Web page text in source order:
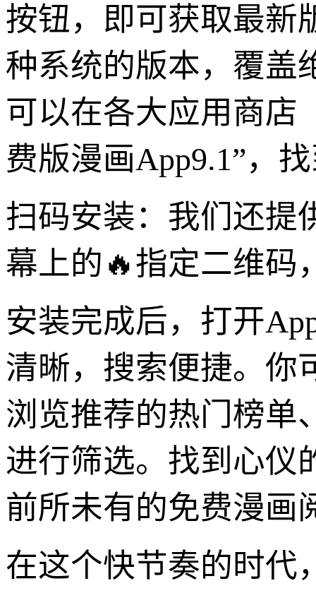
按钮，即可获取最新
种系统的版本，覆盖
可以在各大应用商店
费版漫画App9.1”，
扫码安装：我们还提
幕上的🔥指定二维码
安装完成后，打开
清晰，搜索便捷。你
浏览推荐的热门榜单
进行筛选。找到心仪
前所未有的免费漫画
在这个快节奏的时代